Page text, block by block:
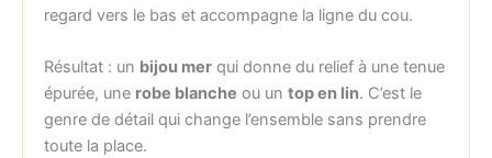
regard vers le bas et accompagne la ligne du cou.
Résultat : un bijou merqui donne du relief à une tenue
épurée, une robe blanche ou un top en lin. C’est le
genre de détail qui change l’ensemble sans prendre
toute la place.